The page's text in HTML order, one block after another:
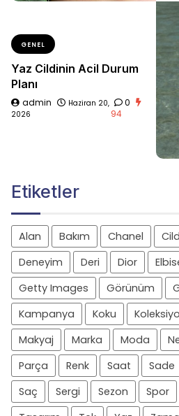
GENEL
Yaz Cildinin Acil Durum
Planı
admin
Haziran 20,
2026
0
94
Etiketler
Alan Bakım Chanel
Deneyim
Deri Dior
Getty Images
Görünüm
Kampanya
Koku
Makyaj
Marka Moda
Parça
Renk Saat Sade
Saç
Sergi Sezon Spor